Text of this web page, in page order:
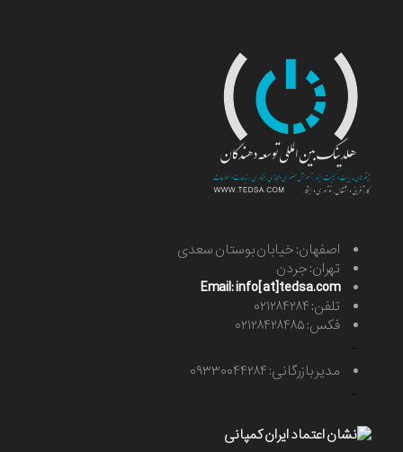
اصفهان: خیابان بوستان سعدی
تهران: جردن
Email: info[at]tedsa.com
تلفن: ۰۲۱۲۸۴۲۸۴
فکس: ۰۲۱۲۸۴۲۸۴۸۵
مدیر بازرگانی: ۰۹۳۳۰۰۴۴۲۸۴